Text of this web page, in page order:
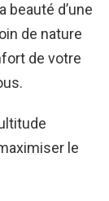
beauté d’une
de nature
de votre
le